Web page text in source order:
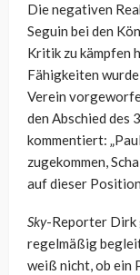
Die negativen
Seguin bei den
Kritik zu kämpfen
Fähigkeiten
Verein
den Abschied des
kommentiert:
zugekommen,
auf dieser
Sky-Reporter Dirk
regelmäßig
weiß nicht, ob ein